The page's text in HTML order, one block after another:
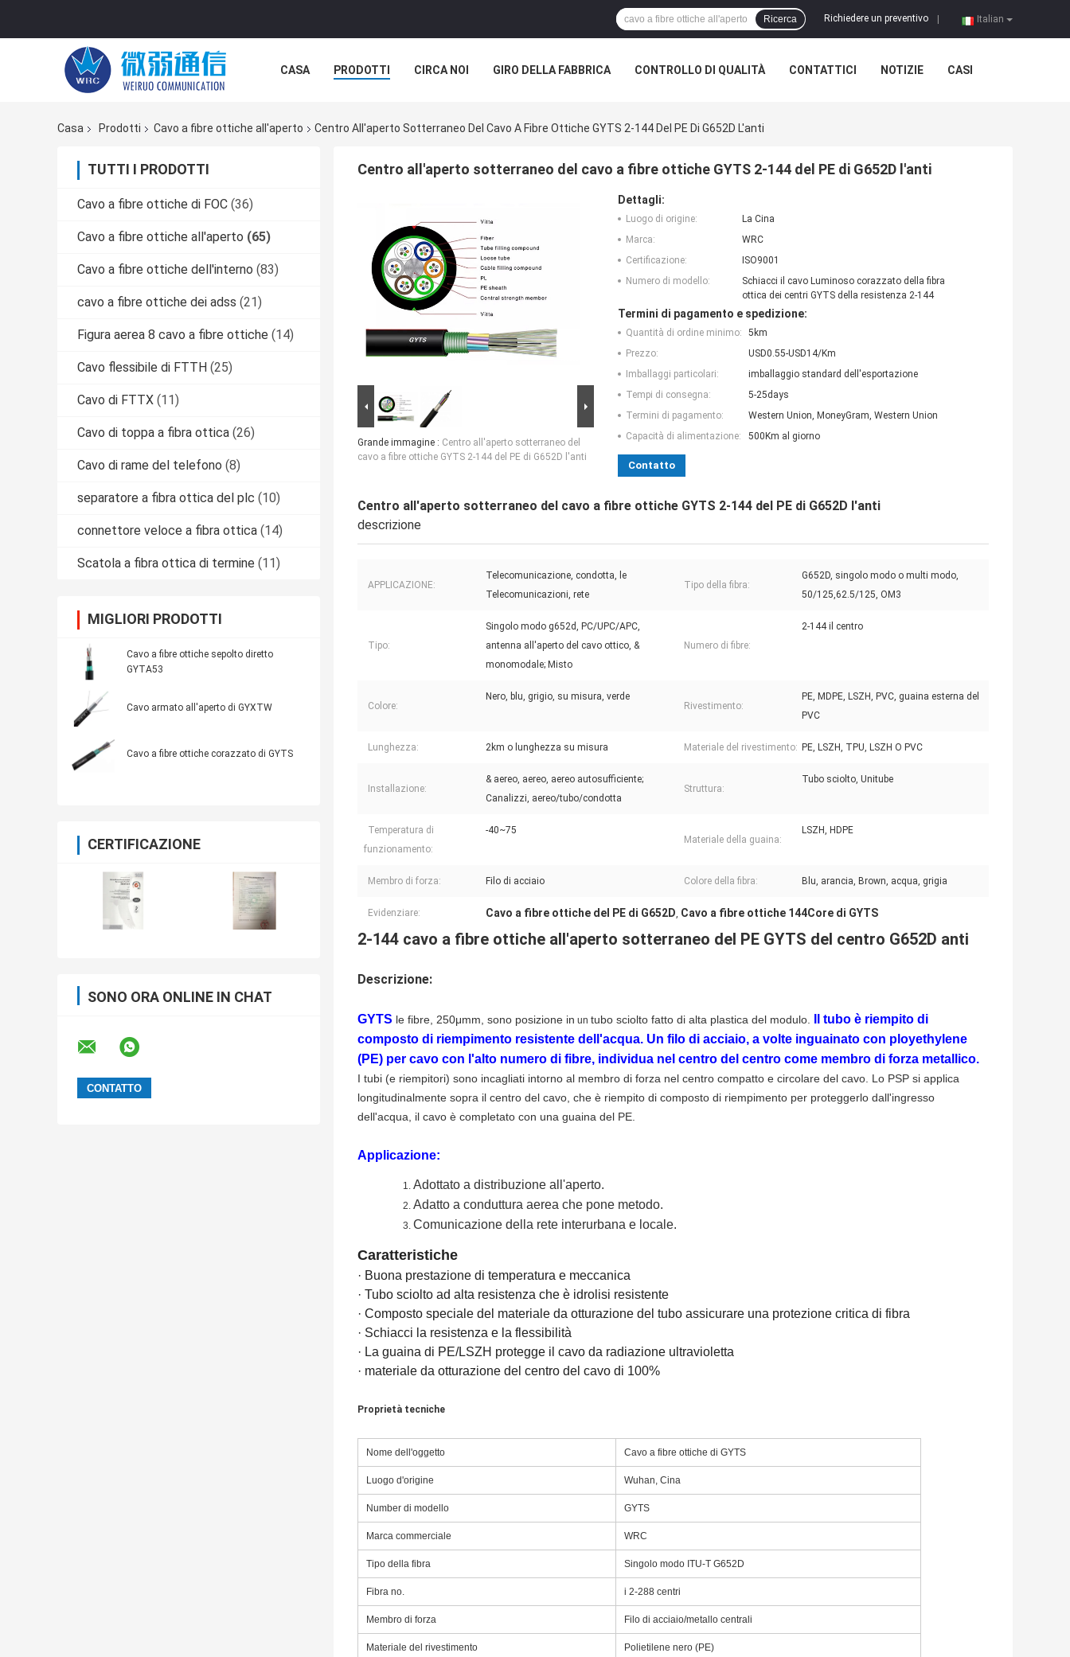
Italian
Richiedere un preventivo
Ricerca
CASA PRODOTTI CIRCA NOI GIRO DELLA FABBRICA CONTROLLO DI QUALITÀ CONTATTICI NOTIZIE CASI
Casa Prodotti Cavo a fibre ottiche all'aperto Centro All'aperto Sotterraneo Del Cavo A Fibre Ottiche GYTS 2-144 Del PE Di G652D L'anti
TUTTI I PRODOTTI
Cavo a fibre ottiche di FOC (36)
Cavo a fibre ottiche all'aperto (65)
Cavo a fibre ottiche dell'interno (83)
cavo a fibre ottiche dei adss (21)
Figura aerea 8 cavo a fibre ottiche (14)
Cavo flessibile di FTTH (25)
Cavo di FTTX (11)
Cavo di toppa a fibra ottica (26)
Cavo di rame del telefono (8)
separatore a fibra ottica del plc (10)
connettore veloce a fibra ottica (14)
Scatola a fibra ottica di termine (11)
MIGLIORI PRODOTTI
Cavo a fibre ottiche sepolto diretto
GYTA53
Cavo armato all'aperto di GYXTW
Cavo a fibre ottiche corazzato di GYTS
CERTIFICAZIONE
SONO ORA ONLINE IN CHAT
Centro all'aperto sotterraneo del cavo a fibre ottiche GYTS 2-144 del PE di G652D l'anti
Grande immagine : Centro all'aperto sotterraneo del
cavo a fibre ottiche GYTS 2-144 del PE di G652D l'anti
Dettagli:
Luogo di origine:
La Cina
Marca:
WRC
Certificazione:
ISO9001
Numero di modello:
Schiacci il cavo Luminoso corazzato della fibra
ottica dei centri GYTS della resistenza 2-144
Termini di pagamento e spedizione:
Quantità di ordine minimo:
5km
Prezzo:
USD0.55-USD14/Km
Imballaggi particolari:
imballaggio standard dell'esportazione
Tempi di consegna:
5-25days
Termini di pagamento:
Western Union, MoneyGram, Western Union
Capacità di alimentazione:
500Km al giorno
Contatto
Centro all'aperto sotterraneo del cavo a fibre ottiche GYTS 2-144 del PE di G652D l'anti
descrizione
APPLICAZIONE:
Telecomunicazione, condotta, le
Telecomunicazioni, rete
Tipo della fibra:
G652D, singolo modo o multi modo,
50/125,62.5/125, OM3
Tipo:
Singolo modo g652d, PC/UPC/APC,
antenna all'aperto del cavo ottico, &
monomodale; Misto
Numero di fibre:
2-144 il centro
Colore:
Nero, blu, grigio, su misura, verde
Rivestimento:
PE, MDPE, LSZH, PVC, guaina esterna del
PVC
Lunghezza: 2km o lunghezza su misura Materiale del rivestimento: PE, LSZH, TPU, LSZH O PVC
Installazione:
& aereo, aereo, aereo autosufficiente;
Canalizzi, aereo/tubo/condotta
Struttura:
Tubo sciolto, Unitube
Temperatura di
funzionamento:
-40~75
Materiale della guaina:
LSZH, HDPE
Membro di forza: Filo di acciaio Colore della fibra: Blu, arancia, Brown, acqua, grigia
Evidenziare: Cavo a fibre ottiche del PE di G652D, Cavo a fibre ottiche 144Core di GYTS
2-144 cavo a fibre ottiche all'aperto sotterraneo del PE GYTS del centro G652D anti
Descrizione:
GYTS le fibre, 250μmm, sono posizione in un tubo sciolto fatto di alta plastica del modulo.
Il tubo è riempito di
composto di riempimento resistente dell'acqua. Un filo di acciaio, a volte inguainato con ployethylene
(PE) per cavo con l'alto numero di fibre, individua nel centro del centro come membro di forza metallico.
I tubi (e riempitori) sono incagliati intorno al membro di forza nel centro compatto e circolare del cavo. Lo PSP si applica
longitudinalmente sopra il centro del cavo, che è riempito di composto di riempimento per proteggerlo dall'ingresso
dell'acqua, il cavo è completato con una guaina del PE.
Applicazione:
Adottato a distribuzione all'aperto.
Adatto a conduttura aerea che pone metodo.
Comunicazione della rete interurbana e locale.
Caratteristiche
· Buona prestazione di temperatura e meccanica
· Tubo sciolto ad alta resistenza che è idrolisi resistente
· Composto speciale del materiale da otturazione del tubo assicurare una protezione critica di fibra
· Schiacci la resistenza e la flessibilità
· La guaina di PE/LSZH protegge il cavo da radiazione ultravioletta
· materiale da otturazione del centro del cavo di 100%
Proprietà tecniche
Nome dell'oggetto Cavo a fibre ottiche di GYTS
Luogo d'origine Wuhan, Cina
Number di modello GYTS
Marca commerciale WRC
Tipo della fibra Singolo modo ITU-T G652D
Fibra no. i 2-288 centri
Membro di forza Filo di acciaio/metallo centrali
Materiale del rivestimento Polietilene nero (PE)